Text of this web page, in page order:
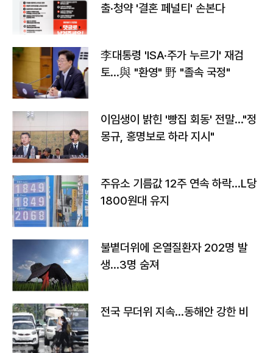
출·청약 '결혼 페널티' 손본다
李대통령 'ISA·주가 누르기' 재검
토…與 "환영" 野 "졸속 국정"
이임생이 밝힌 '빵집 회동' 전말…"정
몽규, 홍명보로 하라 지시"
주유소 기름값 12주 연속 하락…L당
1800원대 유지
불볕더위에 온열질환자 202명 발
생…3명 숨져
전국 무더위 지속…동해안 강한 비